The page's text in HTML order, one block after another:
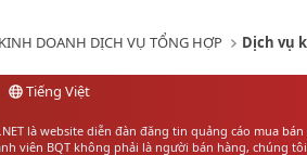
KINH DOANH DỊCH VỤ TỔNG HỢP Dịch vụ
Tiếng Việt
là website diễn đàn đăng tin quảng cáo mua
viên BQT không phải là người bán hàng, chúng